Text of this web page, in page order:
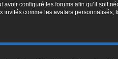
configuré les forums afin qu’il soit
comme les avatars